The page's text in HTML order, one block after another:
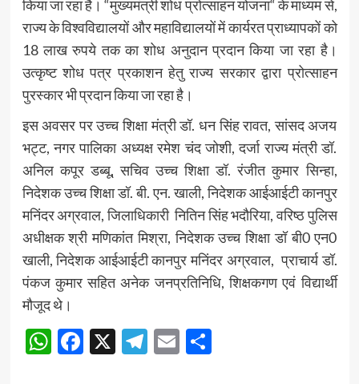
किया जा रहा है। “मुख्यमंत्री शोध प्रोत्साहन योजना“ के माध्यम से,
राज्य के विश्वविद्यालयों और महाविद्यालयों में कार्यरत प्राध्यापकों को
18 लाख रुपये तक का शोध अनुदान प्रदान किया जा रहा है।
उत्कृष्ट शोध पत्र प्रकाशन हेतु राज्य सरकार द्वारा प्रोत्साहन
पुरस्कार भी प्रदान किया जा रहा है।
इस अवसर पर उच्च शिक्षा मंत्री डॉ. धन सिंह रावत, सांसद अजय
भट्ट, नगर पालिका अध्यक्ष रमेश चंद जोशी, दर्जा राज्य मंत्री डॉ.
अनिल कपूर डब्बू, सचिव उच्च शिक्षा डॉ. रंजीत कुमार सिन्हा,
निदेशक उच्च शिक्षा डॉ. बी. एन. खाली, निदेशक आईआईटी कानपुर
मनिंदर अग्रवाल, जिलाधिकारी नितिन सिंह भदौरिया, वरिष्ठ पुलिस
अधीक्षक श्री मणिकांत मिश्रा, निदेशक उच्च शिक्षा डॉ बी0 एन0
खाली, निदेशक आईआईटी कानपुर मनिंदर अग्रवाल, प्राचार्य डॉ.
पंकज कुमार सहित अनेक जनप्रतिनिधि, शिक्षकगण एवं विद्यार्थी
मौजूद थे।
WhatsApp
Facebook
X Telegram
EmailShare